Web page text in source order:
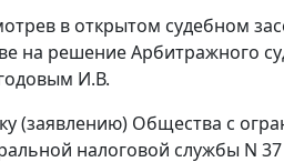
в открытом судебном
на решение Арбитражного
И.В.
(заявлению) Общества с
налоговой службы N